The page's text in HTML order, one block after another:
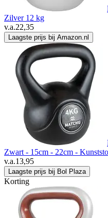
Zilver 12 kg
v.a.22,35
Laagste prijs bij Amazon.nl
Zwart - 15cm - 22cm -
v.a.13,95
Laagste prijs bij Bol Plaza
Korting